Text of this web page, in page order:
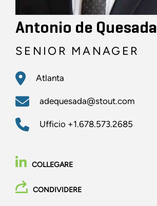
Antonio de Quesada
SENIOR MANAGER
Atlanta
adequesada@stout.com
Ufficio +1.678.573.2685
COLLEGARE
CONDIVIDERE